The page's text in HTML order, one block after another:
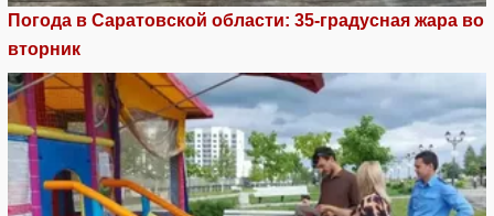
Погода в Саратовской области: 35-градусная жара во
вторник